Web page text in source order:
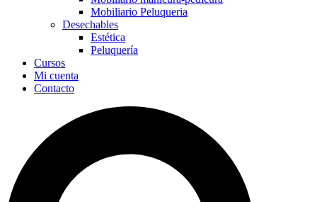
Mobiliario Peluqueria
Desechables
Estética
Peluquería
Cursos
Mi cuenta
Contacto